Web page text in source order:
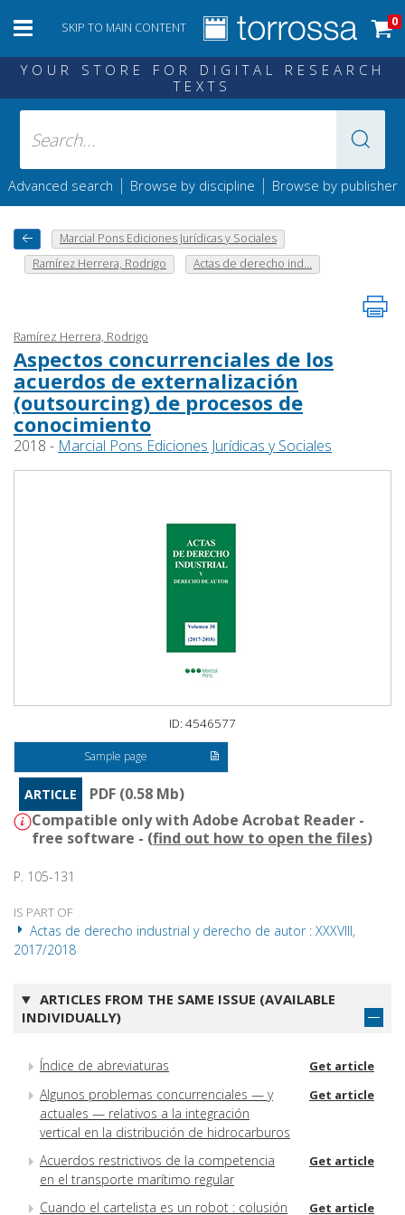
SKIP TO MAIN CONTENT 0
YOUR STORE FOR DIGITAL RESEARCH
TEXTS
Advanced search | Browse by discipline | Browse by publisher
Marcial Pons Ediciones Jurídicas y Sociales
Ramírez Herrera, Rodrigo
Actas de derecho ind...
Ramírez Herrera, Rodrigo
Aspectos concurrenciales de los
acuerdos de externalización
(outsourcing) de procesos de
conocimiento
2018 - Marcial Pons Ediciones Jurídicas y Sociales
ID: 4546577
Sample page
ARTICLE
PDF (0.58 Mb)
Compatible only with Adobe Acrobat Reader -
free software - (find out how to open the files)
P. 105-131
IS PART OF
Actas de derecho industrial y derecho de autor : XXXVIII,
2017/2018
ARTICLES FROM THE SAME ISSUE (AVAILABLE
INDIVIDUALLY)
Índice de abreviaturas Get article
Algunos problemas concurrenciales — y
actuales — relativos a la integración
vertical en la distribución de hidrocarburos
Get article
Acuerdos restrictivos de la competencia
en el transporte marítimo regular
Get article
Cuando el cartelista es un robot : colusión Get article